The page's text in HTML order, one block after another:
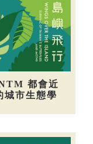
都會近
市生態學